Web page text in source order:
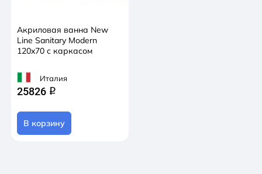
Акриловая ванна New
Line Sanitary Modern
120x70 с каркасом
Италия
25826 q
В корзину